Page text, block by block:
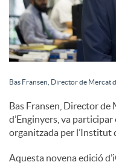
a
l
s
Bas Fransen, Director de Mercat
Bas Fransen, Director de
d’Enginyers, va
organitzada per l’Institut
Aquesta novena edició